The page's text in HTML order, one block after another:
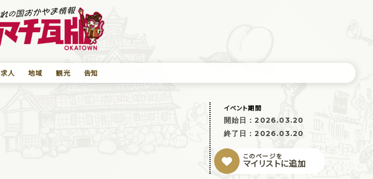
求人 地域 観光 告知
イベント期間
開始日：2026.03.20
終了日：2026.03.20
このページを
マイリストに追加